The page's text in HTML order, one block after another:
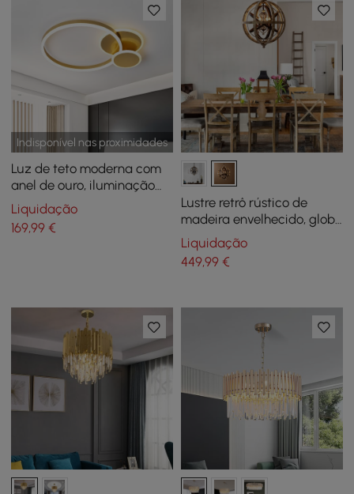
Indisponível nas proximidades
Luz de teto moderna com
anel de ouro, iluminação
embutida LED redonda
Liquidação
169,99 €
Lustre retrô rústico de
madeira envelhecido, globo
de metal, orb, cristal, de 5
luzes, médio
Liquidação
449,99€